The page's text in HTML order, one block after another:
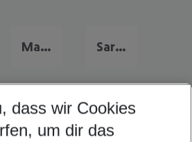
Malta Last Minute Sardinien Last Minute
dass wir Cookies
um dir das